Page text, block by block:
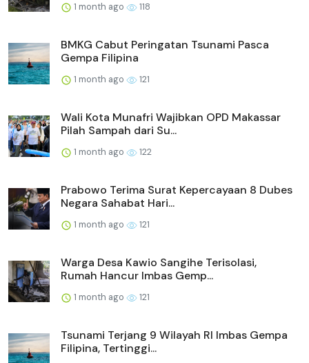
1 month ago 118
BMKG Cabut Peringatan Tsunami Pasca
Gempa Filipina
1 month ago 121
Wali Kota Munafri Wajibkan OPD Makassar
Pilah Sampah dari Su...
1 month ago 122
Prabowo Terima Surat Kepercayaan 8 Dubes
Negara Sahabat Hari...
1 month ago 121
Warga Desa Kawio Sangihe Terisolasi,
Rumah Hancur Imbas Gemp...
1 month ago 121
Tsunami Terjang 9 Wilayah RI Imbas Gempa
Filipina, Tertinggi...